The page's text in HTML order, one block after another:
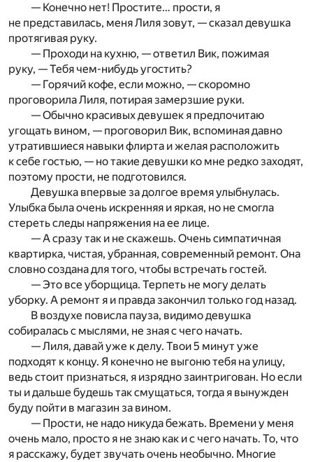
— Конечно нет! Простите… прости, я
не представилась, меня Лиля зовут, — сказал девушка
протягивая руку.
— Проходи на кухню, — ответил Вик, пожимая
руку, — Тебя чем-нибудь угостить?
— Горячий кофе, если можно, — скоромно
проговорила Лиля, потирая замерзшие руки.
— Обычно красивых девушек я предпочитаю
угощать вином, — проговорил Вик, вспоминая давно
утратившиеся навыки флирта и желая расположить
к себе гостью, — но такие девушки ко мне редко заходят,
поэтому прости, не подготовился.
Девушка впервые за долгое время улыбнулась.
Улыбка была очень искренняя и яркая, но не смогла
стереть следы напряжения на ее лице.
— А сразу так и не скажешь. Очень симпатичная
квартирка, чистая, убранная, современный ремонт. Она
словно создана для того, чтобы встречать гостей.
— Это все уборщица. Терпеть не могу делать
уборку. А ремонт я и правда закончил только год назад.
В воздухе повисла пауза, видимо девушка
собиралась с мыслями, не зная с чего начать.
— Лиля, давай уже к делу. Твои 5 минут уже
подходят к концу. Я конечно не выгоню тебя на улицу,
ведь стоит признаться, я изрядно заинтригован. Но если
ты и дальше будешь так смущаться, тогда я вынужден
буду пойти в магазин за вином.
— Прости, не надо никуда бежать. Времени у меня
очень мало, просто я не знаю как и с чего начать. То, что
я расскажу, будет звучать очень необычно. Многие